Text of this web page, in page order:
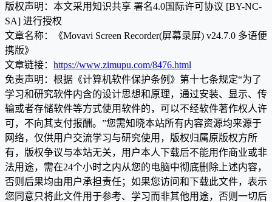
版权声明：本文采用知识共享 署名4.0国际许可协议 [BY-NC-
SA] 进行授权
文章名称：《Movavi Screen Recorder(屏幕录屏) v24.7.0 多语便
携版》
文章链接： https://www.zimupu.com/8476.html
免责声明：根据《计算机软件保护条例》第十七条规定“为了
学习和研究软件内含的设计思想和原理，通过安装、显示、传
输或者存储软件等方式使用软件的，可以不经软件著作权人许
可，不向其支付报酬。”您需知晓本站所有内容资源均来源于
网络，仅供用户交流学习与研究使用，版权归属原版权方所
有，版权争议与本站无关，用户本人下载后不能用作商业或非
法用途，需在24个小时之内从您的电脑中彻底删除上述内容，
否则后果均由用户承担责任；如果您访问和下载此文件，表示
您同意只将此文件用于参考、学习而非其他用途，否则一切后